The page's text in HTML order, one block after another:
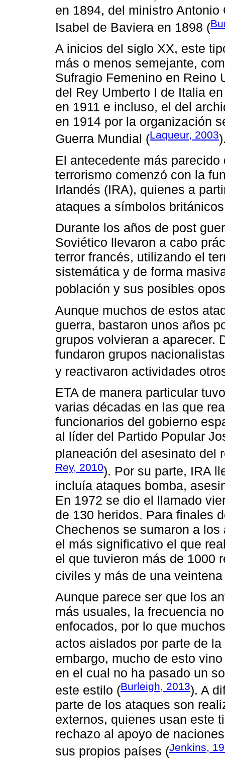
en 1894, del ministro
Isabel de Baviera en 1898 (
A inicios del siglo XX, este
más o menos semejante,
Sufragio Femenino en Reino
del Rey Umberto I de Italia
en 1911 e incluso, el del
en 1914 por la organización
Guerra Mundial (Laqueur, 2003
El antecedente más
terrorismo comenzó con la
Irlandés (IRA), quienes a
ataques a símbolos
Durante los años de post
Soviético llevaron a cabo
terror francés, utilizando el
sistemática y de forma
población y sus posibles
Aunque muchos de estos
guerra, bastaron unos años
grupos volvieran a aparecer.
fundaron grupos
y reactivaron actividades
ETA de manera particular
varias décadas en las que
funcionarios del gobierno
al líder del Partido Popular
planeación del asesinato del
Rey, 2010). Por su parte, IRA
incluía ataques bomba,
En 1972 se dio el llamado
de 130 heridos. Para finales
Chechenos se sumaron a
el más significativo el que
el que tuvieron más de 1000
civiles y más de una
Aunque parece ser que los
más usuales, la frecuencia
enfocados, por lo que
actos aislados por parte de
embargo, mucho de esto
en el cual no ha pasado un
este estilo (Burleigh, 2013). A
parte de los ataques son
externos, quienes usan este
rechazo al apoyo de
sus propios países (Jenkins,